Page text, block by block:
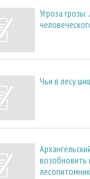
Угроза
Чьи в лесу
возобновить